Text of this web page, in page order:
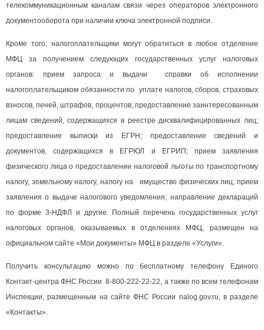
телекоммуникационным каналам связи через операторов электронного
документооборота при наличии ключа электронной подписи.
Кроме того, налогоплательщики могут обратиться в любое отделение
МФЦ за получением следующих государственных услуг налоговых
органов: прием запроса и выдачи справки об исполнении
налогоплательщиком обязанности по уплате налогов, сборов, страховых
взносов, пеней, штрафов, процентов; предоставление заинтересованным
лицам сведений, содержащихся в реестре дисквалифицированных лиц;
предоставление выписки из ЕГРН; предоставление сведений и
документов, содержащихся в ЕГРЮЛ и ЕГРИП; прием заявления
физического лица о предоставлении налоговой льготы по транспортному
налогу, земельному налогу, налогу на имущество физических лиц; прием
заявления о выдаче налогового уведомления; направление деклараций
по форме 3-НДФЛ и другие. Полный перечень государственных услуг
налоговых органов, оказываемых в отделениях МФЦ, размещен на
официальном сайте «Мои документы» МФЦ в разделе «Услуги».
Получить консультацию можно по бесплатному телефону Единого
Контакт-центра ФНС России 8-800-222-22-22, а также по всем телефонам
Инспекции, размещенным на сайте ФНС России nalog.gov.ru, в разделе
«Контакты».